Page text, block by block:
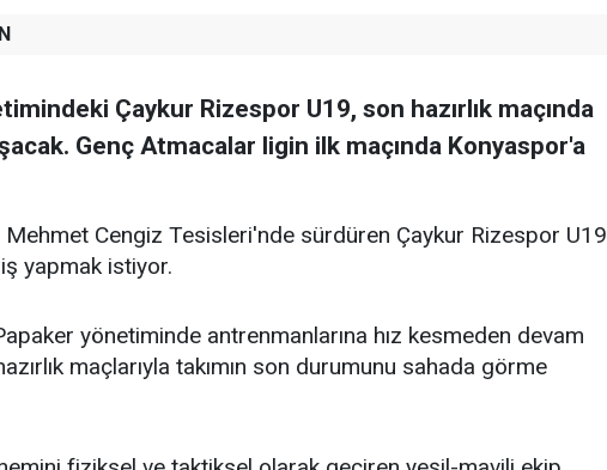
Çaykur Rizespor U19, son hazırlık maçında
Genç Atmacalar ligin ilk maçında Konyaspor'a
Mehmet Cengiz Tesisleri'nde sürdüren Çaykur Rizespor U19
yapmak istiyor.
yönetiminde antrenmanlarına hız kesmeden devam
maçlarıyla takımın son durumunu sahada görme